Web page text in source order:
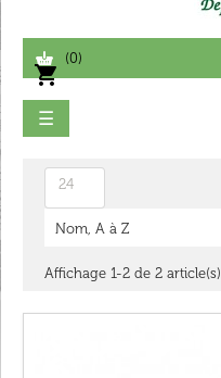
shopping_cart
(0)
Basculer
la
☰
24
Nom, A à Z
Affichage 1-2 de 2 article(s)